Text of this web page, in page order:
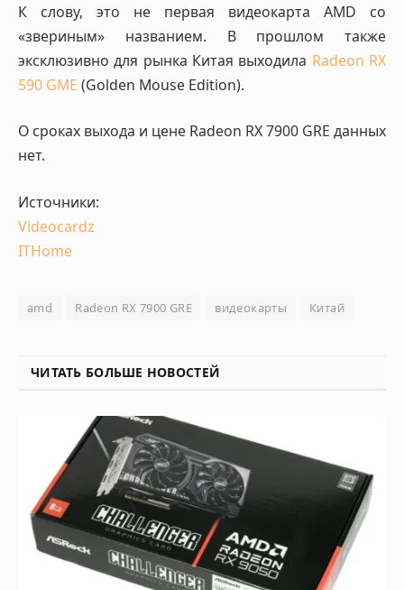
К слову, это не первая видеокарта AMD со
«звериным» названием. В прошлом также
эксклюзивно для рынка Китая выходила Radeon RX
590 GME (Golden Mouse Edition).
О сроках выхода и цене Radeon RX 7900 GRE данных
нет.
Источники:
Videocardz
ITHome
amd Radeon RX 7900 GRE видеокарты Китай
ЧИТАТЬ БОЛЬШЕ НОВОСТЕЙ